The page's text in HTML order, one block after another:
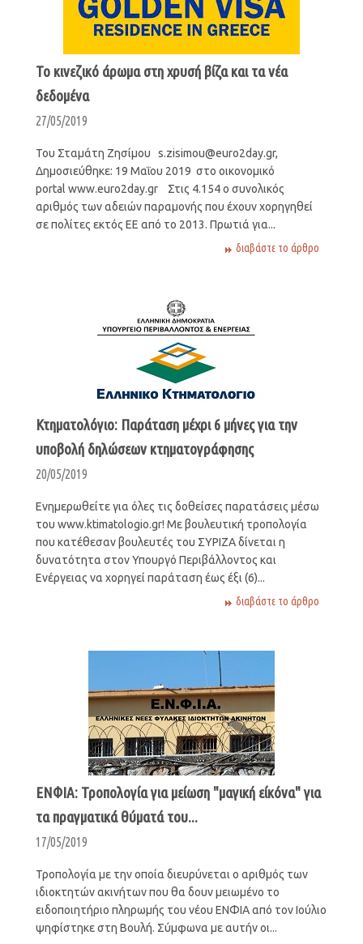
Το κινεζικό άρωμα στη χρυσή βίζα και τα νέα
δεδομένα
27/05/2019
Του Σταμάτη Ζησίμου s.zisimou@euro2day.gr,
Δημοσιεύθηκε: 19 Μαΐου 2019 στο οικονομικό
portal www.euro2day.gr Στις 4.154 ο συνολικός
αριθμός των αδειών παραμονής που έχουν χορηγηθεί
σε πολίτες εκτός ΕΕ από το 2013. Πρωτιά για...
διαβάστε το άρθρο
Κτηματολόγιο: Παράταση μέχρι 6 μήνες για την
υποβολή δηλώσεων κτηματογράφησης
20/05/2019
Ενημερωθείτε για όλες τις δοθείσες παρατάσεις μέσω
του www.ktimatologio.gr! Με βουλευτική τροπολογία
που κατέθεσαν βουλευτές του ΣΥΡΙΖΑ δίνεται η
δυνατότητα στον Υπουργό Περιβάλλοντος και
Ενέργειας να χορηγεί παράταση έως έξι (6)...
διαβάστε το άρθρο
ΕΝΦΙΑ: Τροπολογία για μείωση "μαγική είκόνα" για
τα πραγματικά θύματά του...
17/05/2019
Τροπολογία με την οποία διευρύνεται ο αριθμός των
ιδιοκτητών ακινήτων που θα δουν μειωμένο το
ειδοποιητήριο πληρωμής του νέου ΕΝΦΙΑ από τον Ιούλιο
ψηφίστηκε στη Βουλή. Σύμφωνα με αυτήν οι...